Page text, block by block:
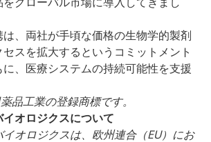
、両社が手頃な価格の生物学的製剤
スを拡大するというコミットメント
、医療システムの持続可能性を支援
品工業の登録商標です。
オロジクスについて
オロジクスは、欧州連合（EU）にお